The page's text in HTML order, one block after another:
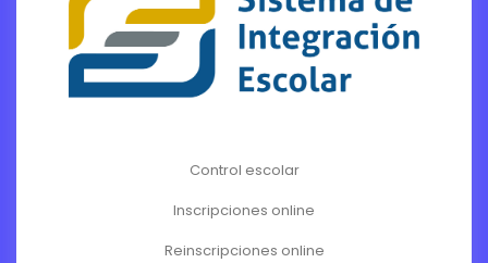
Control escolar
Inscripciones online
Reinscripciones online